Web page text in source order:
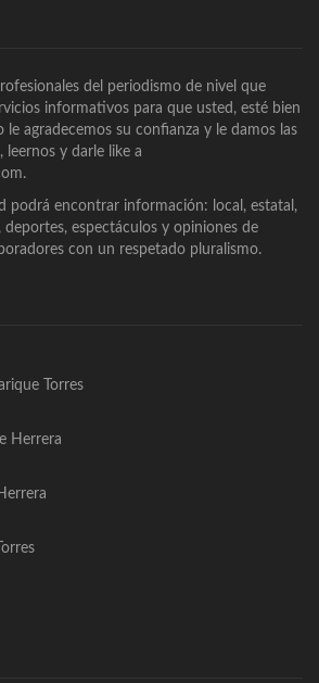
del periodismo de nivel que
informativos para que usted, esté bien
le agradecemos su confianza y le damos las
leernos y darle like a
podrá encontrar información: local, estatal,
deportes, espectáculos y opiniones de
con un respetado pluralismo.
Torres
Herrera